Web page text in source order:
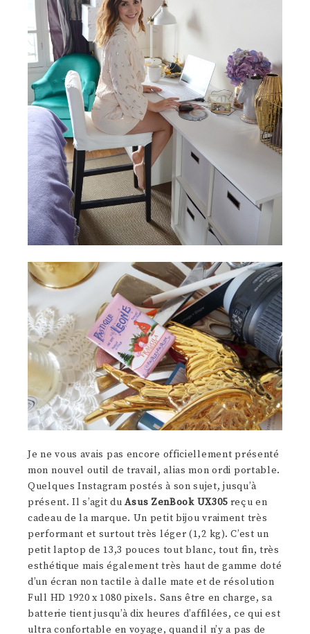
Je ne vous avais pas encore officiellement présenté
mon nouvel outil de travail, alias mon ordi portable.
Quelques Instagram postés à son sujet, jusqu’à
présent. Il s’agit duAsus ZenBook UX305 reçu en
cadeau de la marque. Un petit bijou vraiment très
performant et surtout très léger (1,2 kg). C’est un
petit laptop de 13,3 pouces tout blanc, tout fin, très
esthétique mais également très haut de gamme doté
d’un écran non tactile à dalle mate et de résolution
Full HD 1920 x 1080 pixels. Sans être en charge, sa
batterie tient jusqu’à dix heures d’affilées, ce qui est
ultra confortable en voyage, quand il n’y a pas de